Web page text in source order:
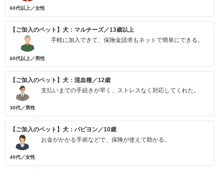
60代以上／女性
【ご加入のペット】犬：マルチーズ／13歳以上
60代以上／男性
手軽に加入できて、保険金請求もネットで簡単にできる。
【ご加入のペット】犬：混血種／12歳
30代／男性
支払いまでの手続きが早く、ストレスなく対応してくれた。
【ご加入のペット】犬：パピヨン／10歳
40代／女性
お金がかかる手術などで、保険が使えて助かる。